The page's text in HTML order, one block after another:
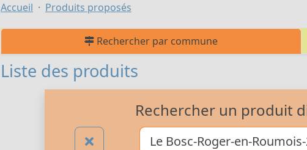
Accueil Produits proposés
Rechercher par commune
Liste des produits
Rechercher un produit